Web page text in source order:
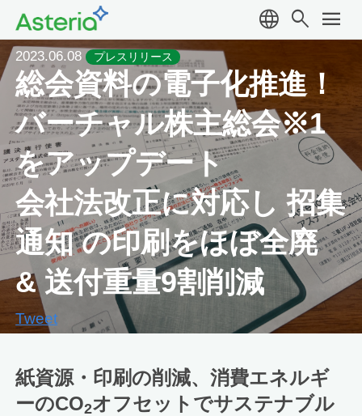
language search menu
2023.06.08 プレスリリース
総会資料の電子化推進！
バーチャル株主総会※1
をアップデート
会社法改正に対応し 招集
通知 の印刷をほぼ全廃
& 送付重量9割削減
Tweet
紙資源・印刷の削減、消費エネルギ
ーのCO2オフセットでサステナブル